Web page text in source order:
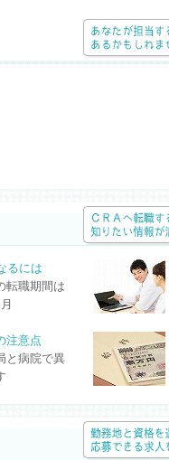
るには
転職期間は
注意点
と病院で異